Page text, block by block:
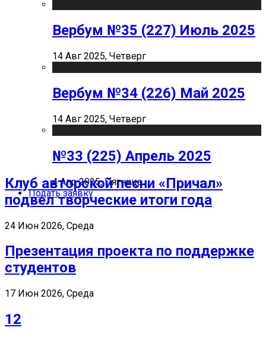
Вербум №35 (227) Июль 2025
14 Авг 2025, Четверг
Вербум №34 (226) Май 2025
14 Авг 2025, Четверг
№33 (225) Апрель 2025
4 Апр 2025, Пятница
Подать заявку
Клуб авторской песни «Причал»
подвел творческие итоги года
24 Июн 2026, Среда
Презентация проекта по поддержке
студентов
17 Июн 2026, Среда
12